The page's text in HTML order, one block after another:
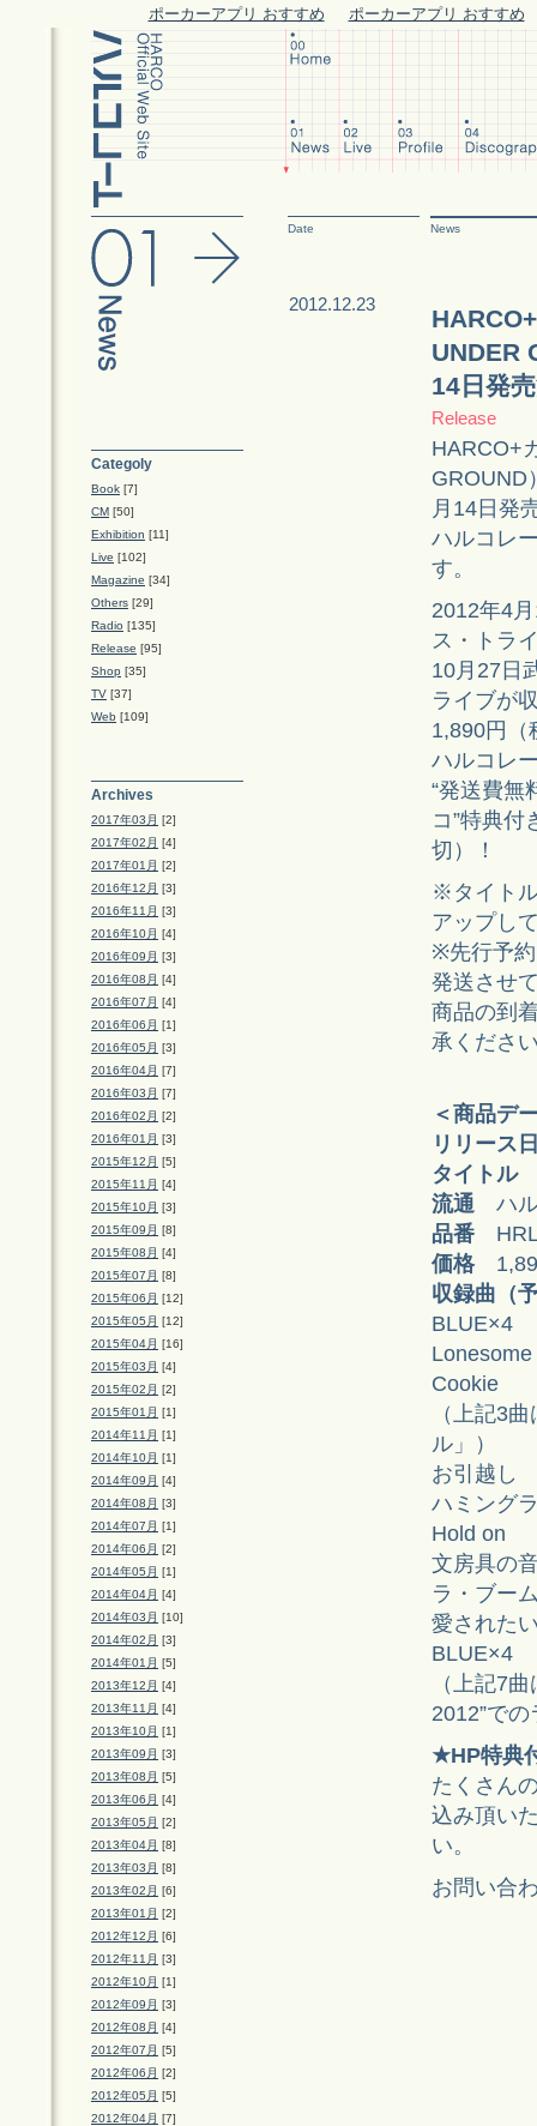
ポーカーアプリ おすすめ ポーカーアプリ おすすめ
Categoly
Book [7]
CM [50]
Exhibition [11]
Live [102]
Magazine [34]
Others [29]
Radio [135]
Release [95]
Shop [35]
TV [37]
Web [109]
Archives
2017年03月 [2]
2017年02月 [4]
2017年01月 [2]
2016年12月 [3]
2016年11月 [3]
2016年10月 [4]
2016年09月 [3]
2016年08月 [4]
2016年07月 [4]
2016年06月 [1]
2016年05月 [3]
2016年04月 [7]
2016年03月 [7]
2016年02月 [2]
2016年01月 [3]
2015年12月 [5]
2015年11月 [4]
2015年10月 [3]
2015年09月 [8]
2015年08月 [4]
2015年07月 [8]
2015年06月 [12]
2015年05月 [12]
2015年04月 [16]
2015年03月 [4]
2015年02月 [2]
2015年01月 [1]
2014年11月 [1]
2014年10月 [1]
2014年09月 [4]
2014年08月 [3]
2014年07月 [1]
2014年06月 [2]
2014年05月 [1]
2014年04月 [4]
2014年03月 [10]
2014年02月 [3]
2014年01月 [5]
2013年12月 [4]
2013年11月 [4]
2013年10月 [1]
2013年09月 [3]
2013年08月 [5]
2013年06月 [4]
2013年05月 [2]
2013年04月 [8]
2013年03月 [8]
2013年02月 [6]
2013年01月 [2]
2012年12月 [6]
2012年11月 [3]
2012年10月 [1]
2012年09月 [3]
2012年08月 [4]
2012年07月 [5]
2012年06月 [2]
2012年05月 [5]
2012年04月 [7]
Date News
2012.12.23
UNDER
14日発
Release
HARCO+
GROUND
月14日発
ハルコレ
す。
2012年4
ス・トラ
10月27日
ライブが
1,890円（
ハルコレ
“発送費無
コ”特典
切）！
※タイト
アップし
※先行予
発送させ
商品の到
承くださ
＜商品デ
リリース
タイトル
流通 ハル
品番
価格
収録曲（
BLUE×4
Lonesome
Cookie
（上記3
ル」）
お引越し
ハミング
Hold on
文房具の
ラ・ブー
愛された
BLUE×4
（上記7
2012”で
★HP特典
たくさん
込み頂い
い。
お問い